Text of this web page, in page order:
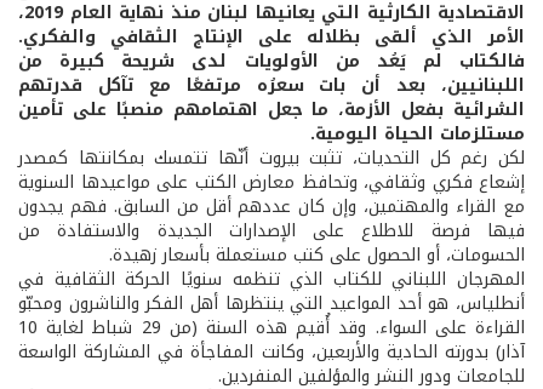
الاقتصادية الكارثية التي يعانيها لبنان منذ نهاية العام 2019،
الأمر الذي ألقى بظلاله على الإنتاج الثقافي والفكري.
فالكتاب لم يَعُد من الأولويات لدى شريحة كبيرة من
اللبنانيين، بعد أن بات سعرُه مرتفعًا مع تآكل قدرتهم
الشرائية بفعل الأزمة، ما جعل اهتمامهم منصبًا على تأمين
مستلزمات الحياة اليومية.
لكن رغم كل التحديات، تثبت بيروت أنّها تتمسك بمكانتها كمصدر
إشعاع فكري وثقافي، وتحافظ معارض الكتب على مواعيدها السنوية
مع القراء والمهتمين، وإن كان عددهم أقل من السابق. فهم يجدون
فيها فرصة للاطلاع على الإصدارات الجديدة والاستفادة من
الحسومات، أو الحصول على كتب مستعملة بأسعار زهيدة.
المهرجان اللبناني للكتاب الذي تنظمه سنويًا الحركة الثقافية في
أنطلياس، هو أحد المواعيد التي ينتظرها أهل الفكر والناشرون ومحبّو
القراءة على السواء. وقد أُقيم هذه السنة (من 29 شباط لغاية 10
آذار) بدورته الحادية والأربعين، وكانت المفاجأة في المشاركة الواسعة
للجامعات ودور النشر والمؤلفين المنفردين.